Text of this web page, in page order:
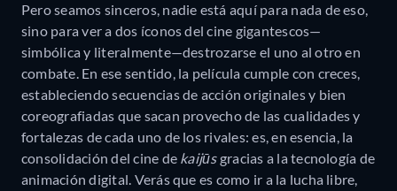
Pero seamos sinceros, nadie está aquí para nada de eso,
sino para ver a dos íconos del cine gigantescos—
simbólica y literalmente—destrozarse el uno al otro en
combate. En ese sentido, la película cumple con creces,
estableciendo secuencias de acción originales y bien
coreografiadas que sacan provecho de las cualidades y
fortalezas de cada uno de los rivales: es, en esencia, la
consolidación del cine de kaijūsgracias a la tecnología de
animación digital. Verás que es como ir a la lucha libre,